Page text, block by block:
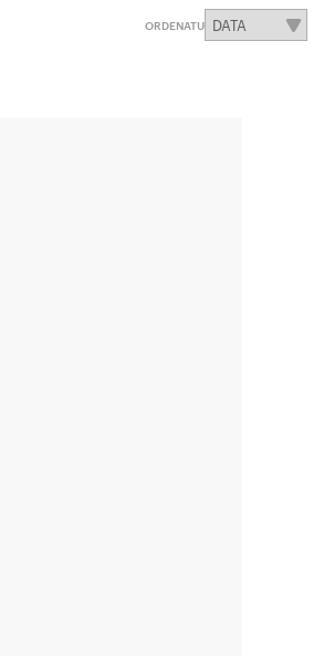
ORDENATU